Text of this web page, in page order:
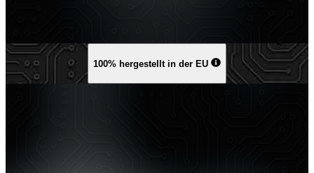
100% hergestellt in der EU